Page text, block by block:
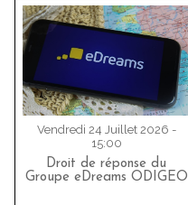
Vendredi 24 Juillet 2026 -
15:00
Droit de réponse du
Groupe eDreams ODIGEO